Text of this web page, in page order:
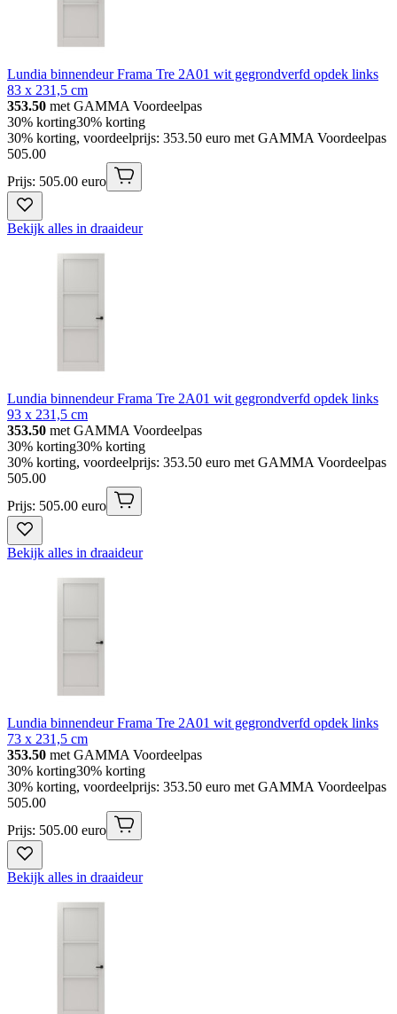
Lundia binnendeur Frama Tre 2A01 wit gegrondverfd opdek links
83 x 231,5 cm
353.50 met GAMMA Voordeelpas
30% korting30% korting
30% korting, voordeelprijs: 353.50 euro met GAMMA Voordeelpas
505.00
Prijs: 505.00 euro
Bekijk alles in draaideur
Lundia binnendeur Frama Tre 2A01 wit gegrondverfd opdek links
93 x 231,5 cm
353.50 met GAMMA Voordeelpas
30% korting30% korting
30% korting, voordeelprijs: 353.50 euro met GAMMA Voordeelpas
505.00
Prijs: 505.00 euro
Bekijk alles in draaideur
Lundia binnendeur Frama Tre 2A01 wit gegrondverfd opdek links
73 x 231,5 cm
353.50 met GAMMA Voordeelpas
30% korting30% korting
30% korting, voordeelprijs: 353.50 euro met GAMMA Voordeelpas
505.00
Prijs: 505.00 euro
Bekijk alles in draaideur